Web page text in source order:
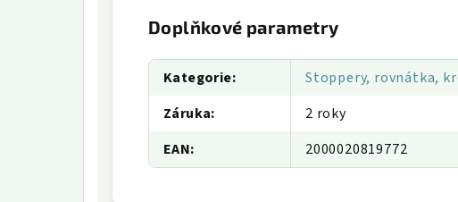
Doplňkové parametry
Kategorie:
Stoppery, rovnátka,
Záruka:
2 roky
EAN: 2000020819772